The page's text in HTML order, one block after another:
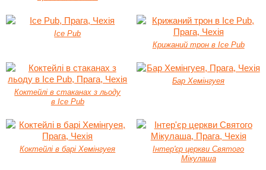
Ice Pub
Крижаний трон в Ice Pub
Коктейлі в стаканах з льоду
в Ice Pub
Бар Хемінгуея
Коктейлі в барі Хемінгуея
Інтер'єр церкви Святого
Мікулаша